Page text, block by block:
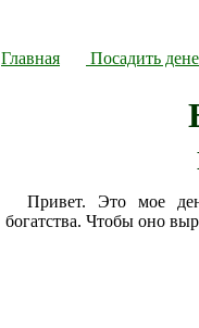
Главная Посадить
Привет. Это мое
богатства. Чтобы оно